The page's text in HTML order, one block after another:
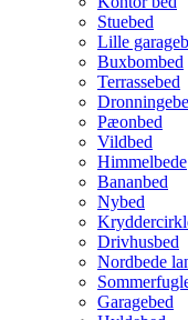
Stuebed
Lille
Buxbombed
Terrassebed
Pæonbed
Vildbed
Himmelbede
Bananbed
Nybed
Drivhusbed
Nordbede
Garagebed